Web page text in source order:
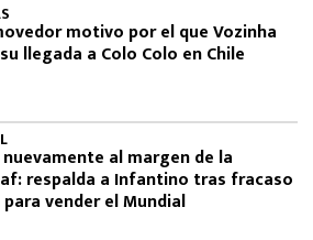
motivo por el que Vozinha
llegada a Colo Colo en Chile
al margen de la
respalda a Infantino tras fracaso
vender el Mundial